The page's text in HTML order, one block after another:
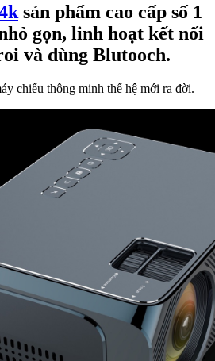
sản phẩm cao cấp số 1
gọn, linh hoạt kết nối
và dùng Blutooch.
chiếu thông minh thế hệ mới ra đời.